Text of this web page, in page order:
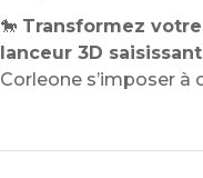
🐎 Transformez
lanceur 3D saisissant
Corleone s’imposer à